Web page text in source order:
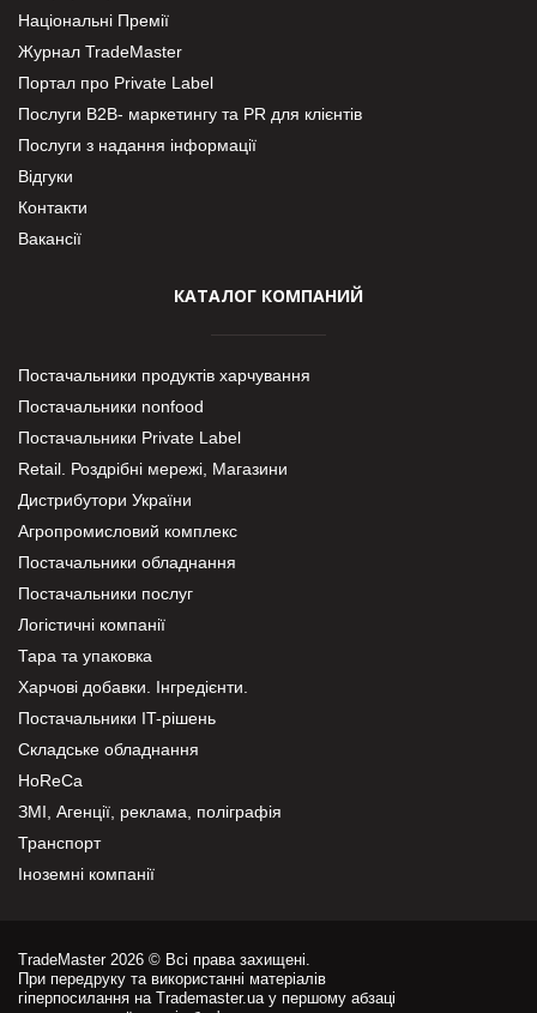
Національні Премії
Журнал TradeMaster
Портал про Private Label
Послуги В2В- маркетингу та PR для клієнтів
Послуги з надання інформації
Відгуки
Контакти
Вакансії
КАТАЛОГ КОМПАНИЙ
Постачальники продуктів харчування
Постачальники nonfood
Постачальники Private Label
Retail. Роздрібні мережі, Магазини
Дистрибутори України
Агропромисловий комплекс
Постачальники обладнання
Постачальники послуг
Логістичні компанії
Тара та упаковка
Харчові добавки. Інгредієнти.
Постачальники IT-рішень
Складське обладнання
HoReCa
ЗМІ, Агенції, реклама, поліграфія
Транспорт
Іноземні компанії
TradeMaster 2026 © Всі права захищені.
При передруку та використанні матеріалів
гіперпосилання на Trademaster.ua у першому абзаці